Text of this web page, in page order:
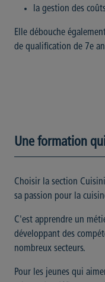
la gestion des
Elle débouche
de qualification de 7e
Une formation
Choisir la section
sa passion pour la
C'est apprendre un
développant des
nombreux secteurs.
Pour les jeunes qui